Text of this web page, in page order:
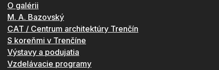
O galérii
M. A. Bazovský
CAT / Centrum architektúry Trenčín
S koreňmi v Trenčíne
Výstavy a podujatia
Vzdelávacie programy